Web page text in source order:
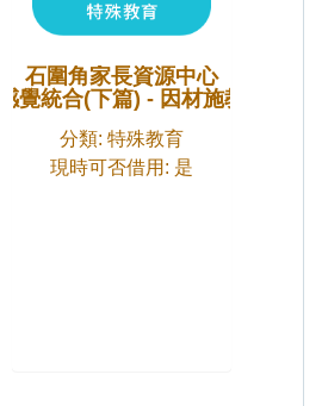
石圍角家長資源中心
感覺統合(下篇) - 因材施教
分類: 特殊教育
現時可否借用: 是